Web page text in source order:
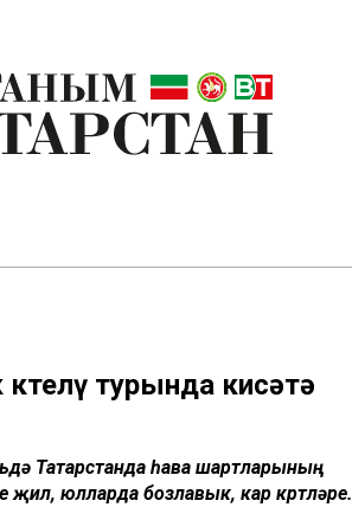
турында кисәтә
Татарстанда һава шартларының
җил, юлларда бозлавык, кар көртләре.